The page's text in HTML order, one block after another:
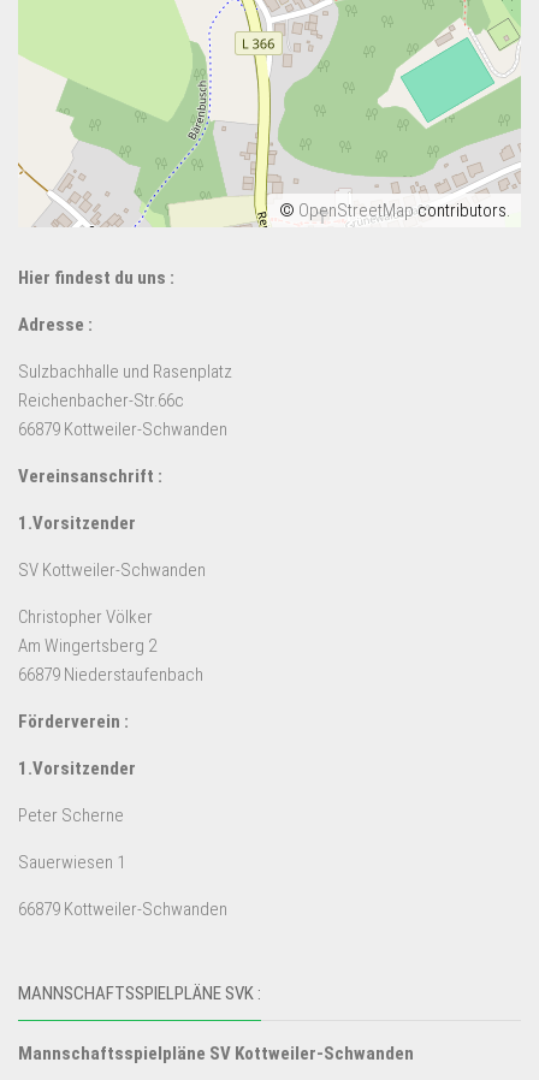
© OpenStreetMapcontributors.
Hier findest du uns :
Adresse :
Sulzbachhalle und Rasenplatz
Reichenbacher-Str.66c
66879 Kottweiler-Schwanden
Vereinsanschrift :
1.Vorsitzender
SV Kottweiler-Schwanden
Christopher Völker
Am Wingertsberg 2
66879 Niederstaufenbach
Förderverein :
1.Vorsitzender
Peter Scherne
Sauerwiesen 1
66879 Kottweiler-Schwanden
MANNSCHAFTSSPIELPLÄNE SVK :
Mannschaftsspielpläne SV Kottweiler-Schwanden